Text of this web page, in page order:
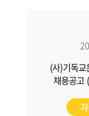
(사)기독
채용공고